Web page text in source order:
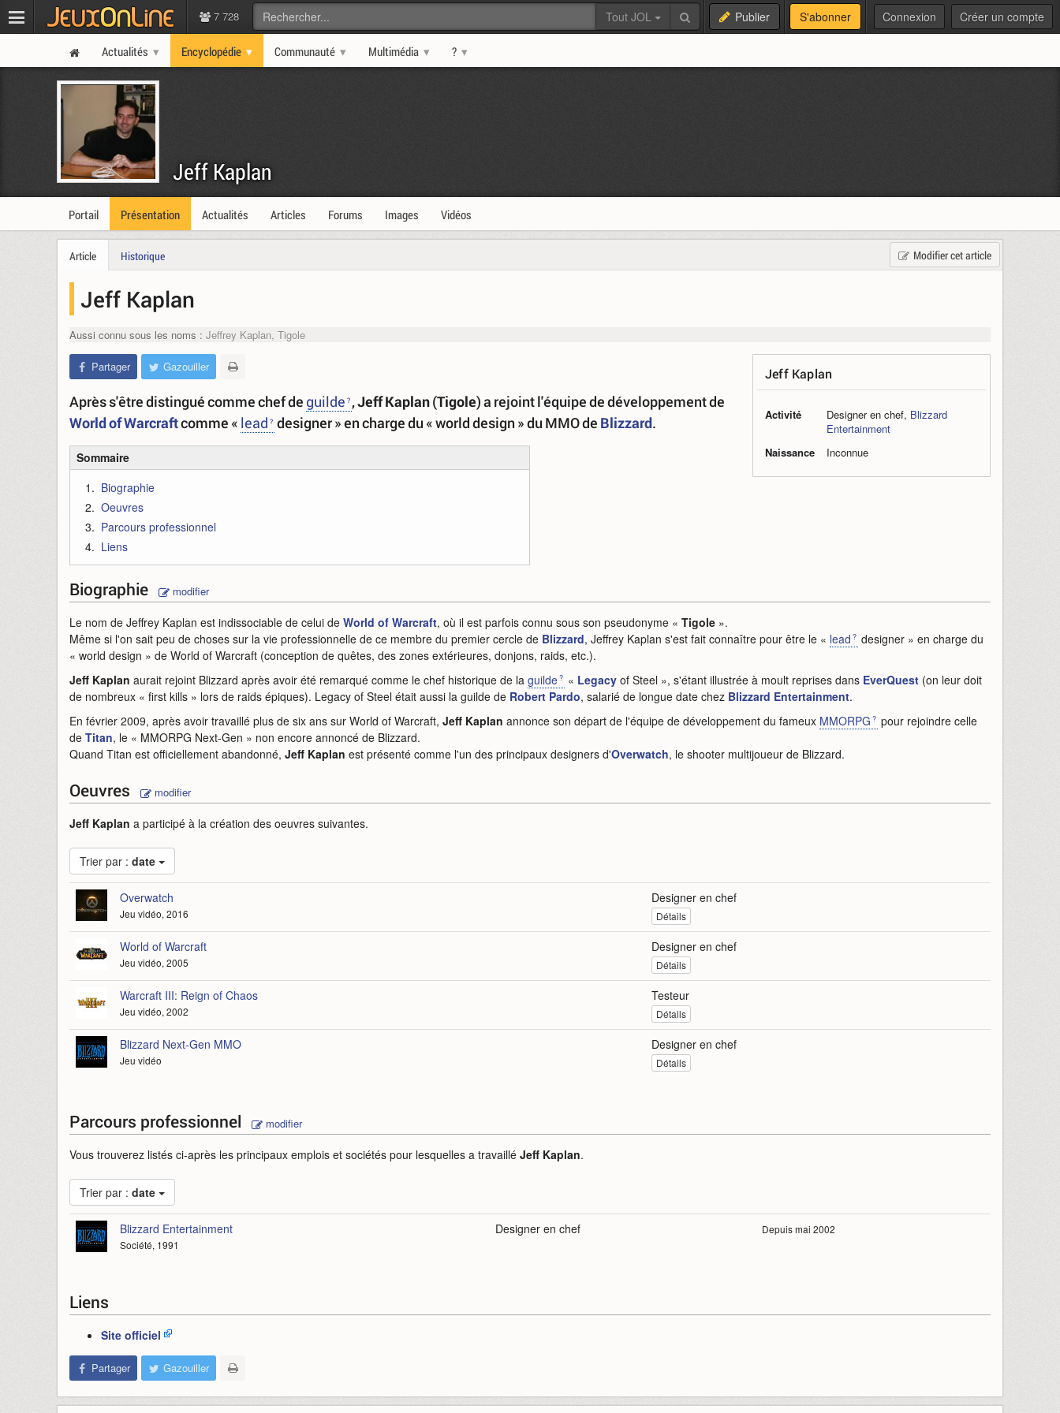
7 728 Tout JOL Publier S'abonner Connexion Créer un compte
Actualités Encyclopédie Communauté Multimédia ?
Jeff Kaplan
Portail Présentation Actualités Articles Forums Images Vidéos
Modifier cet article
Article Historique
Jeff Kaplan
Aussi connu sous les noms : Jeffrey Kaplan, Tigole
Jeff Kaplan
Activité Designer en chef, Blizzard
Entertainment
Naissance
Inconnue
Partager Gazouiller
Après s'être distingué comme chef de guilde ,Jeff Kaplan(Tigole) a rejoint l'équipe de développement de
World of Warcraftcomme « lead designer » en charge du « world design » du MMO de Blizzard.
Sommaire
Biographie
Oeuvres
Parcours professionnel
Liens
Biographie modifier
Le nom de Jeffrey Kaplan est indissociable de celui de World of Warcraft, où il est parfois connu sous son pseudonyme « Tigole ».
Même si l'on sait peu de choses sur la vie professionnelle de ce membre du premier cercle de Blizzard, Jeffrey Kaplan s'est fait connaître pour être le « lead
designer » en charge du
« world design » de World of Warcraft (conception de quêtes, des zones extérieures, donjons, raids, etc.).
Jeff Kaplan aurait rejoint Blizzard après avoir été remarqué comme le chef historique de la guilde « Legacy of Steel », s'étant illustrée à moult reprises dans EverQuest (on leur doit
de nombreux « first kills » lors de raids épiques). Legacy of Steel était aussi la guilde de Robert Pardo, salarié de longue date chez Blizzard Entertainment.
En février 2009, après avoir travaillé plus de six ans sur World of Warcraft, Jeff Kaplan annonce son départ de l'équipe de développement du fameux MMORPG
pour rejoindre celle
de Titan, le « MMORPG Next-Gen » non encore annoncé de Blizzard.
Quand Titan est officiellement abandonné, Jeff Kaplan est présenté comme l'un des principaux designers d'Overwatch, le shooter multijoueur de Blizzard.
Oeuvres modifier
Jeff Kaplan a participé à la création des oeuvres suivantes.
Trier par : date
Overwatch
Jeu vidéo, 2016
Designer en chef
Détails
World of Warcraft
Jeu vidéo, 2005
Designer en chef
Détails
Warcraft III: Reign of Chaos
Jeu vidéo, 2002
Testeur
Détails
Blizzard Next-Gen MMO
Jeu vidéo
Designer en chef
Détails
Parcours professionnel modifier
Vous trouverez listés ci-après les principaux emplois et sociétés pour lesquelles a travaillé Jeff Kaplan.
Trier par : date
Blizzard Entertainment
Société, 1991
Designer en chef Depuis mai 2002
Liens
Site officiel
Partager Gazouiller